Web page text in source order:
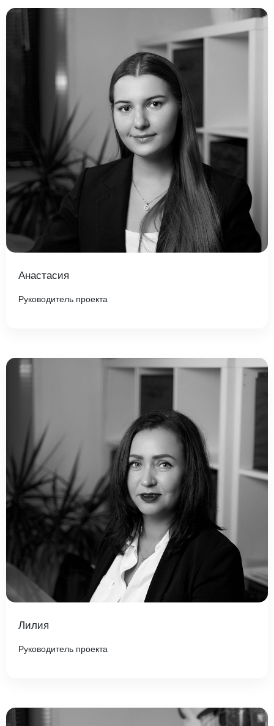
Анастасия
Руководитель проекта
Лилия
Руководитель проекта